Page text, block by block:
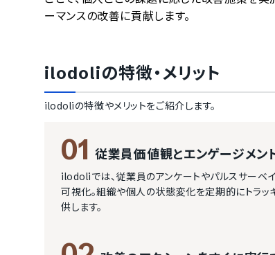
ーマンスの改善に貢献します。
ilodoliの特徴・メリット
ilodoliの特徴やメリットをご紹介します。
01 従業員価値観とエンゲージメン
ilodoliでは、従業員のアンケートやパルスサーベ
可視化。組織や個人の状態変化を定期的にトラ
供します。